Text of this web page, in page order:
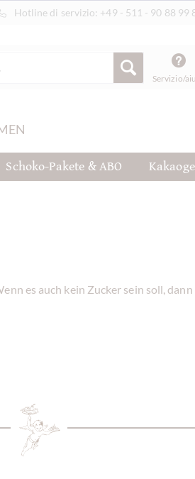
Hotline di servizio: +49 - 511 - 90 88 99
Servizio/
Schoko-Pakete & ABO
es auch kein Zucker sein soll,